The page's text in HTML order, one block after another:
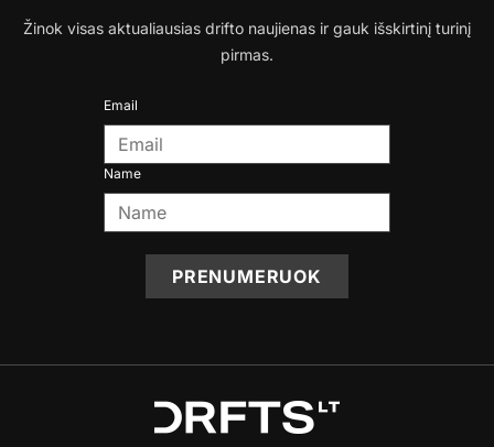
Žinok visas aktualiausias drifto naujienas ir gauk išskirtinį turinį
pirmas.
Email
Name
PRENUMERUOK